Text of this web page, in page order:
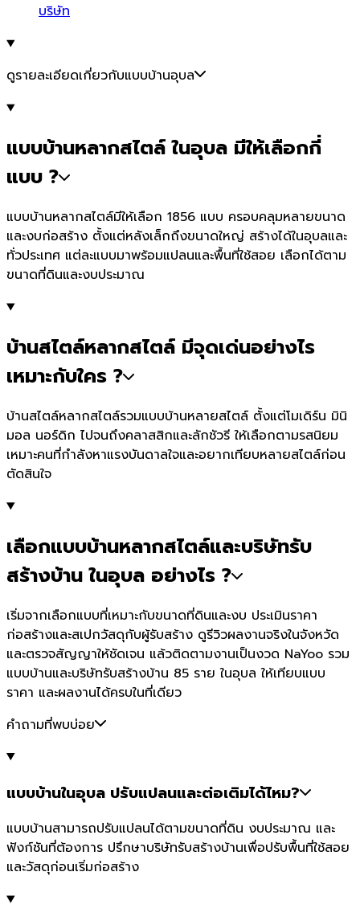
บริษัท
ดูรายละเอียดเกี่ยวกับแบบบ้านอุบล
แบบบ้านหลากสไตล์ ในอุบล มีให้เลือกกี่
แบบ ?
แบบบ้านหลากสไตล์มีให้เลือก 1856 แบบ ครอบคลุมหลายขนาด
และงบก่อสร้าง ตั้งแต่หลังเล็กถึงขนาดใหญ่ สร้างได้ในอุบลและ
ทั่วประเทศ แต่ละแบบมาพร้อมแปลนและพื้นที่ใช้สอย เลือกได้ตาม
ขนาดที่ดินและงบประมาณ
บ้านสไตล์หลากสไตล์ มีจุดเด่นอย่างไร
เหมาะกับใคร ?
บ้านสไตล์หลากสไตล์รวมแบบบ้านหลายสไตล์ ตั้งแต่โมเดิร์น มินิ
มอล นอร์ดิก ไปจนถึงคลาสสิกและลักชัวรี ให้เลือกตามรสนิยม
เหมาะคนที่กำลังหาแรงบันดาลใจและอยากเทียบหลายสไตล์ก่อน
ตัดสินใจ
เลือกแบบบ้านหลากสไตล์และบริษัทรับ
สร้างบ้าน ในอุบล อย่างไร ?
เริ่มจากเลือกแบบที่เหมาะกับขนาดที่ดินและงบ ประเมินราคา
ก่อสร้างและสเปกวัสดุกับผู้รับสร้าง ดูรีวิวผลงานจริงในจังหวัด
และตรวจสัญญาให้ชัดเจน แล้วติดตามงานเป็นงวด NaYoo รวม
แบบบ้านและบริษัทรับสร้างบ้าน 85 ราย ในอุบล ให้เทียบแบบ
ราคา และผลงานได้ครบในที่เดียว
คำถามที่พบบ่อย
แบบบ้านในอุบล ปรับแปลนและต่อเติมได้ไหม?
แบบบ้านสามารถปรับแปลนได้ตามขนาดที่ดิน งบประมาณ และ
ฟังก์ชันที่ต้องการ ปรึกษาบริษัทรับสร้างบ้านเพื่อปรับพื้นที่ใช้สอย
และวัสดุก่อนเริ่มก่อสร้าง